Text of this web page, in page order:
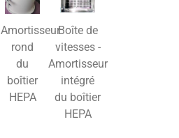
Amortisseur
rond
du
boîtier
HEPA
Boîte de
vitesses -
Amortisseur
intégré
du boîtier
HEPA